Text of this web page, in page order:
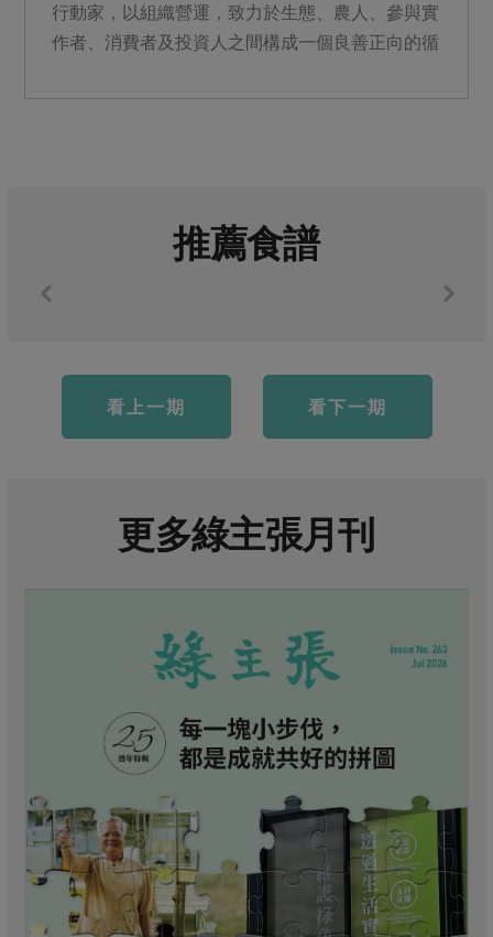
行動家，以組織營運，致力於生態、農人、參與實
作者、消費者及投資人之間構成一個良善正向的循
推薦食譜
看上一期 看下一期
更多綠主張月刊